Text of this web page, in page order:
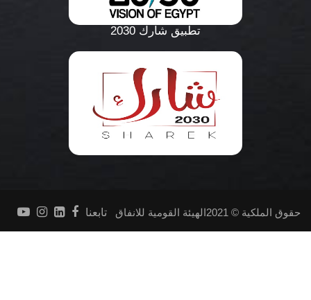
تطبيق شارك 2030
حقوق الملكية © 2021الهيئة القومية للانفاق تابعنا